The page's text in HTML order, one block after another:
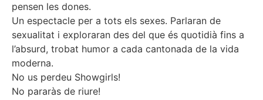
pensen les dones.
Un espectacle per a tots els sexes. Parlaran de
sexualitat i exploraran des del que és quotidià fins a
l’absurd, trobat humor a cada cantonada de la vida
moderna.
No us perdeu Showgirls!
No pararàs de riure!